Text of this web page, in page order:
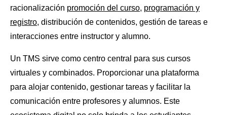
racionalización promoción del curso, programación y
registro, distribución de contenidos, gestión de tareas e
interacciones entre instructor y alumno.
Un TMS sirve como centro central para sus cursos
virtuales y combinados. Proporcionar una plataforma
para alojar contenido, gestionar tareas y facilitar la
comunicación entre profesores y alumnos. Este